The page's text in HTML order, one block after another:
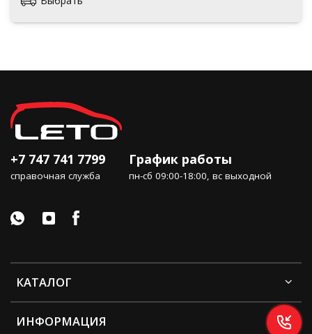
КАТАЛОГ
ИНФОРМАЦИЯ
+7 747 741 7799
справочная служба
График работы
пн-сб 09:00-18:00, вс выходной